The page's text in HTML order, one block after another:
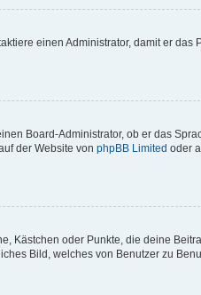
einen Administrator, damit er das
Board-Administrator, ob er das
der Website von phpBB Limited oder
Kästchen oder Punkte, die deine
Bild, welches von Benutzer zu